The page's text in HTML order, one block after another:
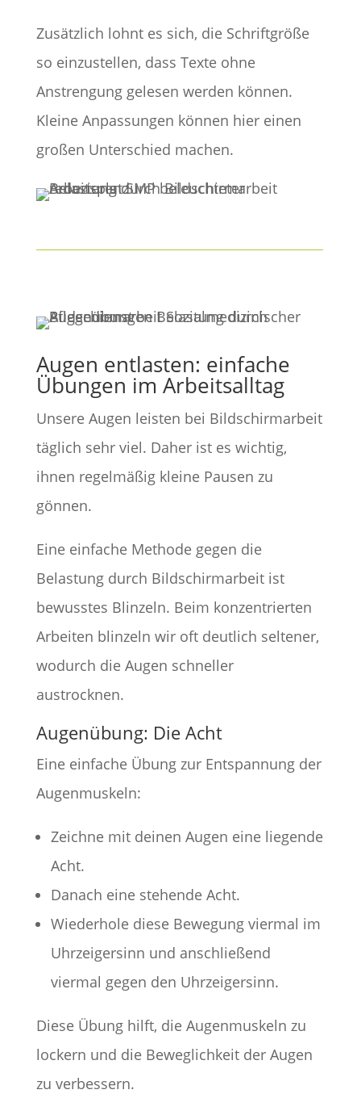
Zusätzlich lohnt es sich, die Schriftgröße
so einzustellen, dass Texte ohne
Anstrengung gelesen werden können.
Kleine Anpassungen können hier einen
großen Unterschied machen.
Augen entlasten: einfache
Übungen im Arbeitsalltag
Unsere Augen leisten bei Bildschirmarbeit
täglich sehr viel. Daher ist es wichtig,
ihnen regelmäßig kleine Pausen zu
gönnen.
Eine einfache Methode gegen die
Belastung durch Bildschirmarbeit ist
bewusstes Blinzeln. Beim konzentrierten
Arbeiten blinzeln wir oft deutlich seltener,
wodurch die Augen schneller
austrocknen.
Augenübung: Die Acht
Eine einfache Übung zur Entspannung der
Augenmuskeln:
Zeichne mit deinen Augen eine liegende
Acht.
Danach eine stehende Acht.
Wiederhole diese Bewegung viermal im
Uhrzeigersinn und anschließend
viermal gegen den Uhrzeigersinn.
Diese Übung hilft, die Augenmuskeln zu
lockern und die Beweglichkeit der Augen
zu verbessern.